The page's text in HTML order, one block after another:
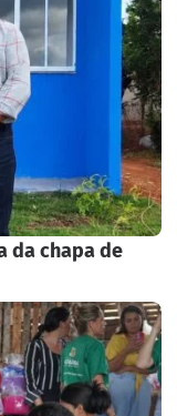
da chapa de